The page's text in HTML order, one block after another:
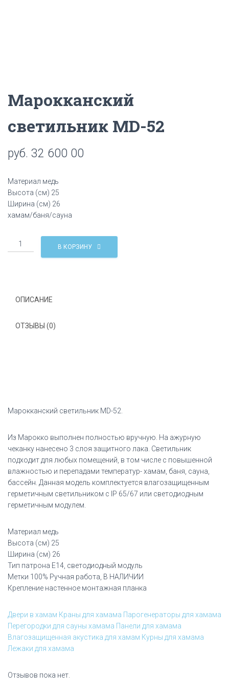
Марокканский
светильник MD-52
руб. 32 600 00
Материал медь
Высота (см) 25
Ширина (см) 26
хамам/баня/сауна
Количество
Марокканский
В КОРЗИНУ
ОПИСАНИЕ
ОТЗЫВЫ (0)
Марокканский светильник MD-52.
Из Марокко выполнен полностью вручную. На ажурную
чеканку нанесено 3 слоя защитного лака. Светильник
подходит для любых помещений, в том числе с повышенной
влажностью и перепадами температур- хамам, баня, сауна,
бассейн. Данная модель комплектуется влагозащищенным
герметичным светильником с IP 65/67 или светодиодным
герметичным модулем.
Материал медь
Высота (см) 25
Ширина (см) 26
Тип патрона Е14, светодиодный модуль
Метки 100% Ручная работа, В НАЛИЧИИ
Крепление настенное монтажная планка
Двери в хамам Краны для хамама Парогенераторы для хамама
Перегородки для сауны хамама Панели для хамама
Влагозащищенная акустика для хамам Курны для хамама
Лежаки для хамама
Отзывов пока нет.